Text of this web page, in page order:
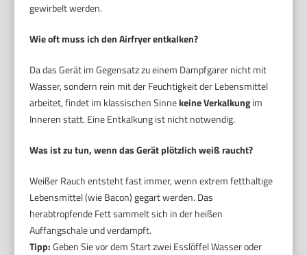
gewirbelt werden.
Wie oft muss ich den Airfryer entkalken?
Da das Gerät im Gegensatz zu einem Dampfgarer nicht mit
Wasser, sondern rein mit der Feuchtigkeit der Lebensmittel
arbeitet, findet im klassischen Sinnekeine Verkalkungim
Inneren statt. Eine Entkalkung ist nicht notwendig.
Was ist zu tun, wenn das Gerät plötzlich weiß raucht?
Weißer Rauch entsteht fast immer, wenn extrem fetthaltige
Lebensmittel (wie Bacon) gegart werden. Das
herabtropfende Fett sammelt sich in der heißen
Auffangschale und verdampft.
Tipp:Geben Sie vor dem Start zwei Esslöffel Wasser oder